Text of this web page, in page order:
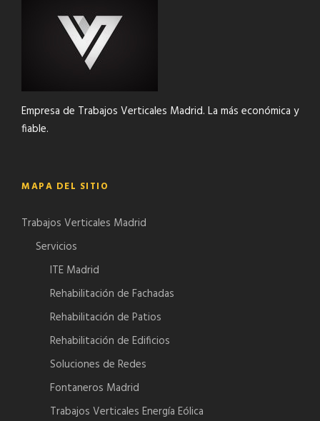
Empresa de Trabajos Verticales Madrid. La más económica y
fiable.
MAPA DEL SITIO
Trabajos Verticales Madrid
Servicios
ITE Madrid
Rehabilitación de Fachadas
Rehabilitación de Patios
Rehabilitación de Edificios
Soluciones de Redes
Fontaneros Madrid
Trabajos Verticales Energía Eólica